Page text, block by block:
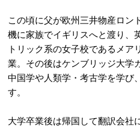
この頃に父が欧州三井物産ロン
機に家族でイギリスへと渡り、
トリック系の女子校であるメ
業。その後はケンブリッジ大学
中国学や人類学・考古学を学び
す。
大学卒業後は帰国して翻訳会社